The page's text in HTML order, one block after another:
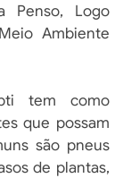
Penso, Logo
Ambiente
tem como
que possam
são pneus
de plantas,